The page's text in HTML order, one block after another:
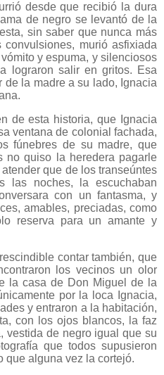
desde que recibió la dura
de negro se levantó de la
sin saber que nunca más
murió asfixiada
y espuma, y silenciosos
lograron salir en gritos. Esa
de la madre a su lado, Ignacia
de esta historia, que Ignacia
ventana de colonial fachada,
fúnebres de su madre, que
no quiso la heredera pagarle
que de los transeúntes
las noches, la escuchaban
con un fantasma, y
amables, preciadas, como
reserva para un amante y
contar también, que
los vecinos un olor
la casa de Don Miguel de la
por la loca Ignacia,
y entraron a la habitación,
con los ojos blancos, la faz
vestida de negro igual que su
que todos supusieron
que alguna vez la cortejó.